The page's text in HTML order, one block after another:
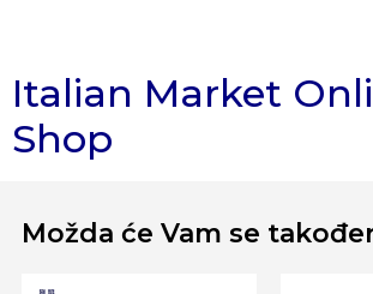
Italian Market
Shop
Možda će Vam se